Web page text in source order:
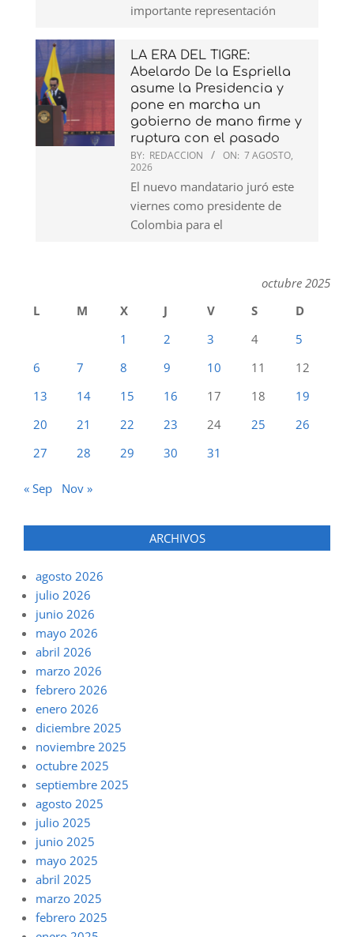
importante representación
LA ERA DEL TIGRE:
Abelardo De la Espriella
asume la Presidencia y
pone en marcha un
gobierno de mano firme y
ruptura con el pasado
BY: REDACCION ON: 7 AGOSTO,
2026
El nuevo mandatario juró este
viernes como presidente de
Colombia para el
octubre 2025
L
M X J V S
D
1
2 3 4
5
6
7 8 9 10 11
12
13
14 15 16 17 18
19
20
21 22 23 24 25
26
27
28 29 30 31
« Sep Nov »
ARCHIVOS
agosto 2026
julio 2026
junio 2026
mayo 2026
abril 2026
marzo 2026
febrero 2026
enero 2026
diciembre 2025
noviembre 2025
octubre 2025
septiembre 2025
agosto 2025
julio 2025
junio 2025
mayo 2025
abril 2025
marzo 2025
febrero 2025